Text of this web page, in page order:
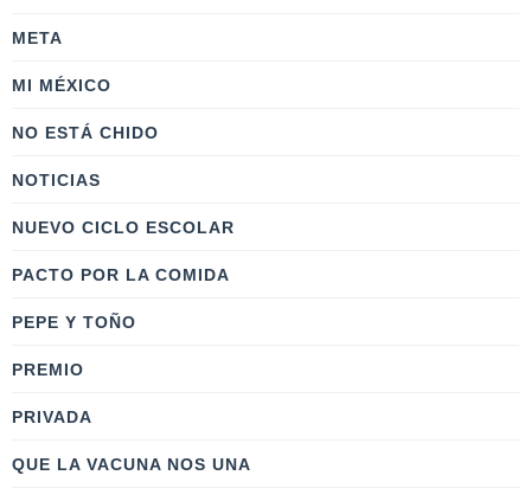
META
MI MÉXICO
NO ESTÁ CHIDO
NOTICIAS
NUEVO CICLO ESCOLAR
PACTO POR LA COMIDA
PEPE Y TOÑO
PREMIO
PRIVADA
QUE LA VACUNA NOS UNA